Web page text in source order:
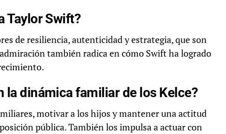
Taylor Swift?
de resiliencia, autenticidad y estrategia, que son
también radica en cómo Swift ha logrado
la dinámica familiar de los Kelce?
motivar a los hijos y mantener una actitud
pública. También los impulsa a actuar con